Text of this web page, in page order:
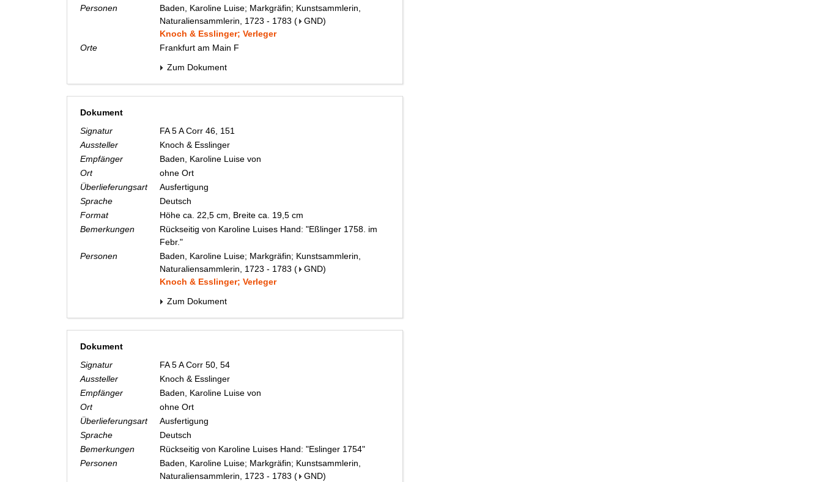
Personen
Baden, Karoline Luise; Markgräfin; Kunstsammlerin,
Naturaliensammlerin, 1723 - 1783 ( GND)
Knoch & Esslinger; Verleger
Orte
Frankfurt am Main F
Zum Dokument
Dokument
Signatur
FA 5 A Corr 46, 151
Aussteller
Knoch & Esslinger
Empfänger
Baden, Karoline Luise von
Ort
ohne Ort
Überlieferungsart
Ausfertigung
Sprache
Deutsch
Format
Höhe ca. 22,5 cm, Breite ca. 19,5 cm
Bemerkungen
Rückseitig von Karoline Luises Hand: "Eßlinger 1758. im
Febr."
Personen
Baden, Karoline Luise; Markgräfin; Kunstsammlerin,
Naturaliensammlerin, 1723 - 1783 ( GND)
Knoch & Esslinger; Verleger
Zum Dokument
Dokument
Signatur
FA 5 A Corr 50, 54
Aussteller
Knoch & Esslinger
Empfänger
Baden, Karoline Luise von
Ort
ohne Ort
Überlieferungsart
Ausfertigung
Sprache
Deutsch
Bemerkungen
Rückseitig von Karoline Luises Hand: "Eslinger 1754"
Personen
Baden, Karoline Luise; Markgräfin; Kunstsammlerin,
Naturaliensammlerin, 1723 - 1783 ( GND)